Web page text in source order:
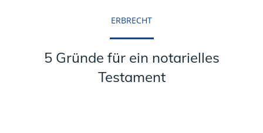
ERBRECHT
5 Gründe für ein notarielles
Testament